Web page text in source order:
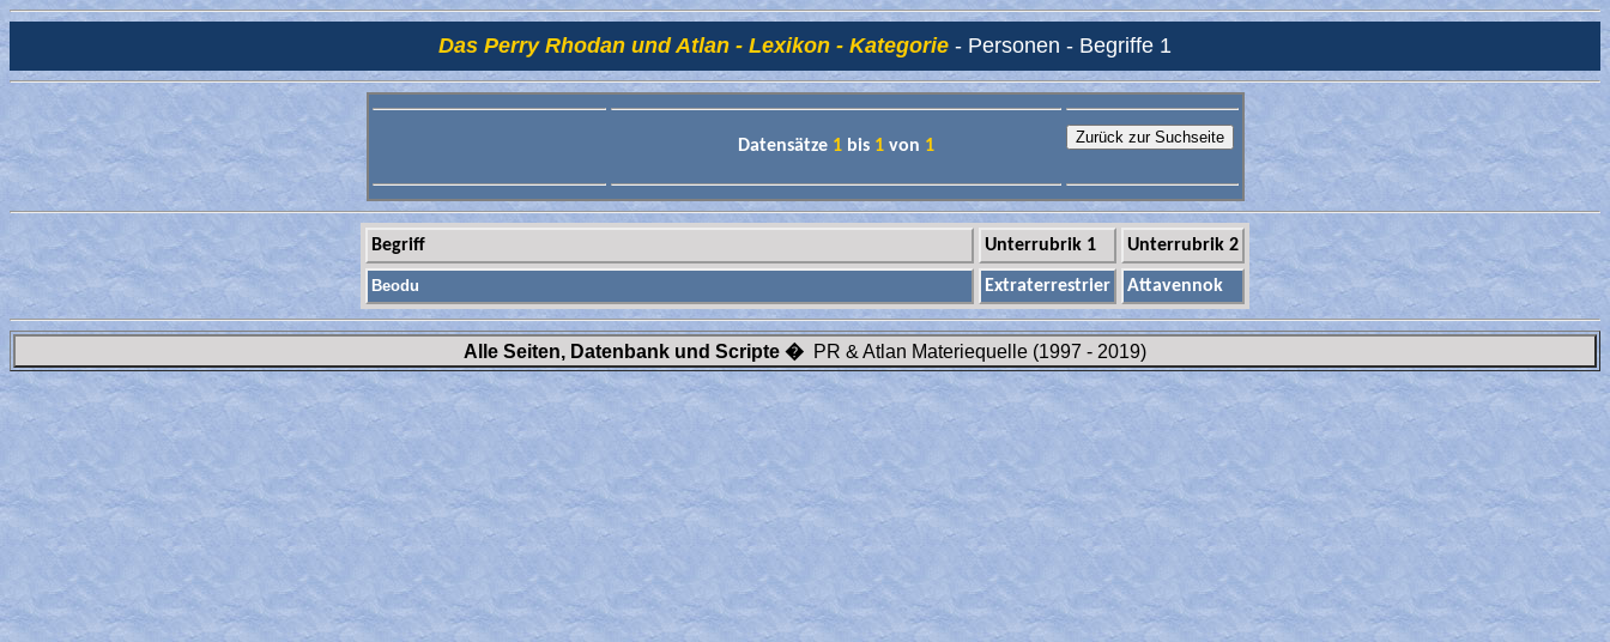
Das Perry Rhodan und Atlan - Lexikon - Kategorie - Personen - Begriffe 1
Datensätze 1 bis 1 von 1
Begriff Unterrubrik 1 Unterrubrik 2
Beodu Extraterrestrier Attavennok
Alle Seiten, Datenbank und Scripte � PR & Atlan Materiequelle (1997 - 2019)